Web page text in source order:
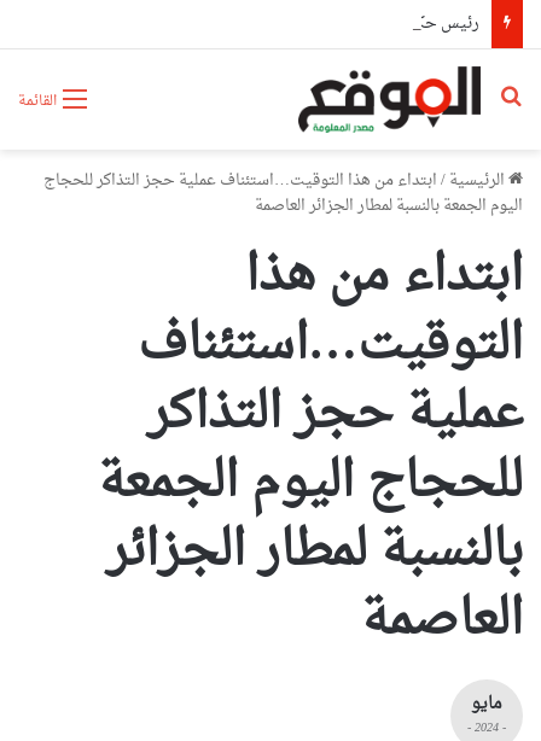
القائمة بحث عن
الرئيسية/ابتداء من هذا التوقيت…استئناف عملية حجز التذاكر للحجاج
اليوم الجمعة بالنسبة لمطار الجزائر العاصمة
ابتداء من هذا
التوقيت…استئناف
عملية حجز التذاكر
للحجاج اليوم الجمعة
بالنسبة لمطار الجزائر
العاصمة
مايو
- 2024 -